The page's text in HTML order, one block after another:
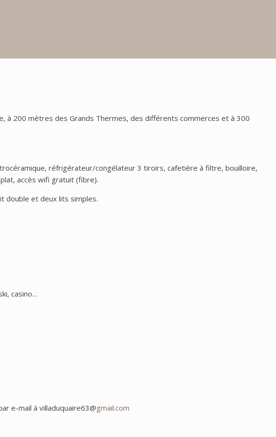
à 200 mètres des Grands Thermes, des différents commerces et à 300
réfrigérateur/congélateur 3 tiroirs, cafetière à filtre, bouilloire,
accès wifi gratuit (fibre).
double et deux lits simples.
casino…
e-mail à villaduquaire63@gmail.com